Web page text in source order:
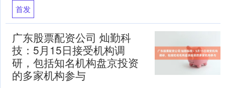
首发
广东股票配资公司 灿勤科
技：5月15日接受机构调
研，包括知名机构盘京投资
的多家机构参与